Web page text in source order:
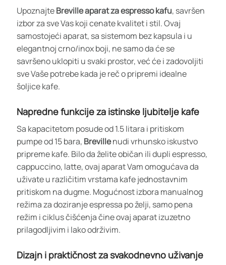
UpoznajteBreville aparat za espresso kafu, savršen
izbor za sve Vas koji cenate kvalitet i stil. Ovaj
samostojeći aparat, sa sistemom bez kapsula i u
elegantnoj crno/inox boji, ne samo da će se
savršeno uklopiti u svaki prostor, već će i zadovoljiti
sve Vaše potrebe kada je reč o pripremi idealne
šoljice kafe.
Napredne funkcije za istinske ljubitelje kafe
Sa kapacitetom posude od 1.5 litara i pritiskom
pumpe od 15 bara, Brevillenudi vrhunsko iskustvo
pripreme kafe. Bilo da želite običan ili dupli espresso,
cappuccino, latte, ovaj aparat Vam omogućava da
uživate u različitim vrstama kafe jednostavnim
pritiskom na dugme. Mogućnost izbora manualnog
režima za doziranje espressa po želji, samo pena
režim i ciklus čišćenja čine ovaj aparat izuzetno
prilagodljivim i lako održivim.
Dizajn i praktičnost za svakodnevno uživanje